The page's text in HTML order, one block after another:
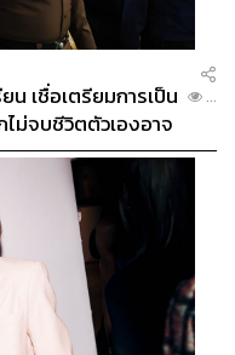
น เชื่อเตรียมการเป็น
ม่จบชีวิตตัวเองอาจ
...